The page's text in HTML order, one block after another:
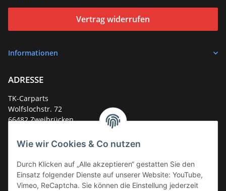
Wie wir Cookies & Co nutzen
Durch Klicken auf „Alle akzeptieren“ gestatten Sie den
Einsatz folgender Dienste auf unserer Website: YouTube,
Vimeo, ReCaptcha. Sie können die Einstellung jederzeit
Vertrag widerrufen
Informationen
ADRESSE
TK-Carparts
Wolfslochstr. 72
66482 Zweibrücken
Service-Hotline +49 (0)6332 - 48 58 48
E-Mail:mail@tk-carparts.de
Montag-Donnerstag von 13 bis 16 Uhr